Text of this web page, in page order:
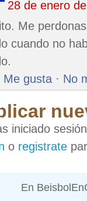
28 de enero
Me
cuando no
Me gusta · No
iniciado
o registrate
En